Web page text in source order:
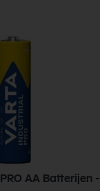
AA Batterijen -